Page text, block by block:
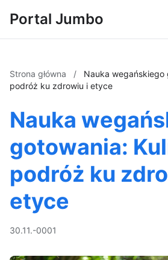
Portal Jumbo
Strona główna /
Nauka wegańskiego
podróż ku zdrowiu i etyce
Nauka
gotowania:
podróż ku
etyce
30.11.-0001